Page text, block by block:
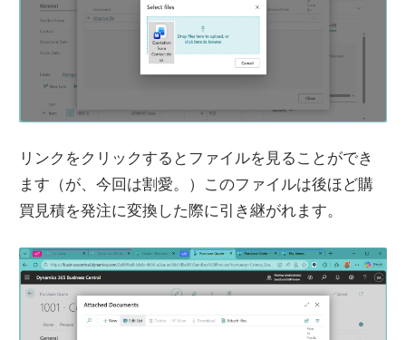
リンクをクリックするとファイルを見ることができ
ます（が、今回は割愛。）このファイルは後ほど購
買見積を発注に変換した際に引き継がれます。